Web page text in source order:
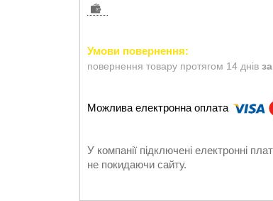
повернення товару протягом 14 днів
У компанії підключені електронні
не покидаючи сайту.